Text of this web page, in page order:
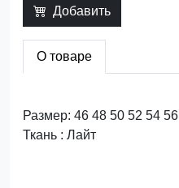
Добавить
О товаре
Размер: 46 48 50 52 54 56
Ткань : Лайт